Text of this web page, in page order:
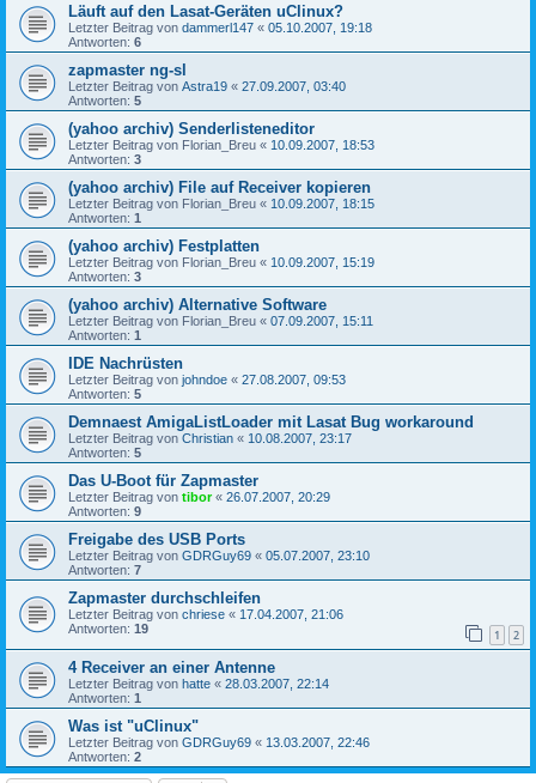
Läuft auf den Lasat-Geräten uClinux?
Letzter Beitrag von dammerl147 « 05.10.2007, 19:18
Antworten: 6
zapmaster ng-sl
Letzter Beitrag von Astra19 « 27.09.2007, 03:40
Antworten: 5
(yahoo archiv) Senderlisteneditor
Letzter Beitrag von Florian_Breu « 10.09.2007, 18:53
Antworten: 3
(yahoo archiv) File auf Receiver kopieren
Letzter Beitrag von Florian_Breu « 10.09.2007, 18:15
Antworten: 1
(yahoo archiv) Festplatten
Letzter Beitrag von Florian_Breu « 10.09.2007, 15:19
Antworten: 3
(yahoo archiv) Alternative Software
Letzter Beitrag von Florian_Breu « 07.09.2007, 15:11
Antworten: 1
IDE Nachrüsten
Letzter Beitrag von johndoe « 27.08.2007, 09:53
Antworten: 5
Demnaest AmigaListLoader mit Lasat Bug workaround
Letzter Beitrag von Christian « 10.08.2007, 23:17
Antworten: 5
Das U-Boot für Zapmaster
Letzter Beitrag von tibor« 26.07.2007, 20:29
Antworten: 9
Freigabe des USB Ports
Letzter Beitrag von GDRGuy69 « 05.07.2007, 23:10
Antworten: 7
Zapmaster durchschleifen
Letzter Beitrag von chriese « 17.04.2007, 21:06
Antworten: 19 1 2
4 Receiver an einer Antenne
Letzter Beitrag von hatte « 28.03.2007, 22:14
Antworten: 1
Was ist "uClinux"
Letzter Beitrag von GDRGuy69 « 13.03.2007, 22:46
Antworten: 2